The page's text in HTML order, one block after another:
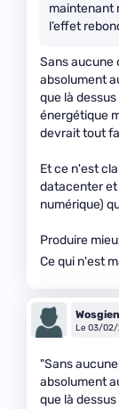
maintenant
l’effet
Sans aucune
absolument
que là
énergétique
devrait tout
Et ce n'est
datacenter et
numérique)
Produire
Ce qui n'est
Wosgien
Le 03/02/
"Sans
absolument
que là